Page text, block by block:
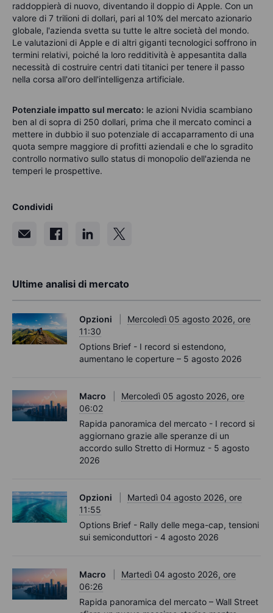
raddoppierà di nuovo, diventando il doppio di Apple. Con un
valore di 7 trilioni di dollari, pari al 10% del mercato azionario
globale, l'azienda svetta su tutte le altre società del mondo.
Le valutazioni di Apple e di altri giganti tecnologici soffrono in
termini relativi, poiché la loro redditività è appesantita dalla
necessità di costruire centri dati titanici per tenere il passo
nella corsa all'oro dell'intelligenza artificiale.
Potenziale impatto sul mercato: le azioni Nvidia scambiano
ben al di sopra di 250 dollari, prima che il mercato cominci a
mettere in dubbio il suo potenziale di accaparramento di una
quota sempre maggiore di profitti aziendali e che lo sgradito
controllo normativo sullo status di monopolio dell'azienda ne
temperi le prospettive.
Condividi
Ultime analisi di mercato
Opzioni
Mercoledì 05 agosto 2026, ore
11:30
Options Brief - I record si estendono,
aumentano le coperture – 5 agosto 2026
Macro
Mercoledì 05 agosto 2026, ore
06:02
Rapida panoramica del mercato - I record si
aggiornano grazie alle speranze di un
accordo sullo Stretto di Hormuz - 5 agosto
2026
Opzioni
Martedì 04 agosto 2026, ore
11:55
Options Brief - Rally delle mega-cap, tensioni
sui semiconduttori - 4 agosto 2026
Macro
Martedì 04 agosto 2026, ore
06:26
Rapida panoramica del mercato – Wall Street